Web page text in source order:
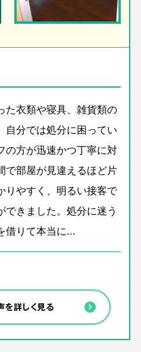
た衣類や寝具、雑貨類の
自分では処分に困ってい
の方が迅速かつ丁寧に対
で部屋が見違えるほど片
りやすく、明るい接客で
きました。処分に迷う
借りて本当に...
を詳しく見る